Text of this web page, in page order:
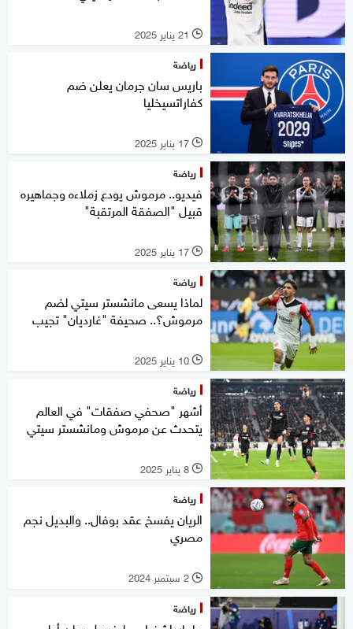
l 21 يناير 2025
رياضة
باريس سان جرمان يعلن ضم
كفاراتسيخليا
l 17 يناير 2025
رياضة
فيديو.. مرموش يودع زملاءه وجماهيره
قبيل "الصفقة المرتقبة"
l 17 يناير 2025
رياضة
لماذا يسعى مانشستر سيتي لضم
مرموش؟.. صحيفة "غارديان" تجيب
l 10 يناير 2025
رياضة
أشهر "صحفي صفقات" في العالم
يتحدث عن مرموش ومانشستر سيتي
l 8 يناير 2025
رياضة
الريان يفسخ عقد بوفال.. والبديل نجم
مصري
l 2 سبتمبر 2024
رياضة